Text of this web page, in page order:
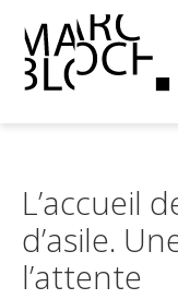
L’accueil
d’asile.
l’attente